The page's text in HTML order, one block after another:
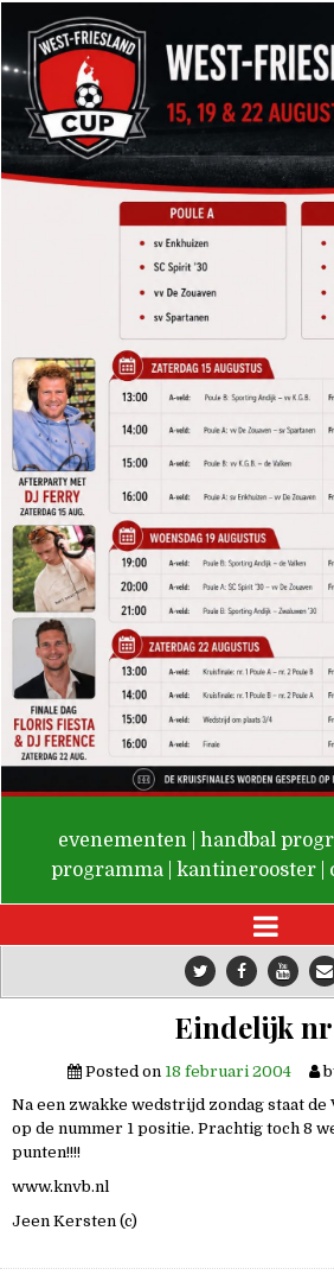
De Valken
evenementen handbal
programma
kantinerooster
Eindelijk nr
Posted on 18 februari 2004
Na een zwakke wedstrijd zondag staat de
op de nummer 1 positie. Prachtig toch 8
punten!!!!
www.knvb.nl
Jeen Kersten (c)